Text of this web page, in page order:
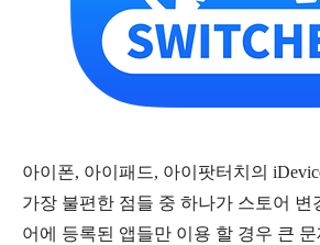
아이폰, 아이패드, 아이팟터치의
가장 불편한 점들 중 하나가 스토어 변
어에 등록된 앱들만 이용 할 경우 큰